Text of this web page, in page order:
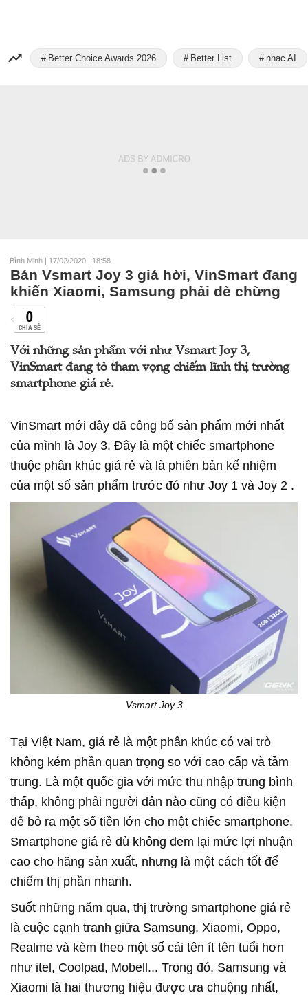
Better Choice Awards 2026 Better List nhạc AI
Bình Minh | 17/02/2020 | 18:58
Bán Vsmart Joy 3 giá hời, VinSmart đang
khiến Xiaomi, Samsung phải dè chừng
0
CHIA SẺ
Với những sản phẩm với như Vsmart Joy 3,
VinSmart đang tỏ tham vọng chiếm lĩnh thị trường
smartphone giá rẻ.
VinSmart mới đây đã công bố sản phẩm mới nhất
của mình là Joy 3. Đây là một chiếc smartphone
thuộc phân khúc giá rẻ và là phiên bản kế nhiệm
của một số sản phẩm trước đó như Joy 1 và Joy 2 .
Vsmart Joy 3
Tại Việt Nam, giá rẻ là một phân khúc có vai trò
không kém phần quan trọng so với cao cấp và tầm
trung. Là một quốc gia với mức thu nhập trung bình
thấp, không phải người dân nào cũng có điều kiện
để bỏ ra một số tiền lớn cho một chiếc smartphone.
Smartphone giá rẻ dù không đem lại mức lợi nhuận
cao cho hãng sản xuất, nhưng là một cách tốt để
chiếm thị phần nhanh.
Suốt những năm qua, thị trường smartphone giá rẻ
là cuộc cạnh tranh giữa Samsung, Xiaomi, Oppo,
Realme và kèm theo một số cái tên ít tên tuổi hơn
như itel, Coolpad, Mobell... Trong đó, Samsung và
Xiaomi là hai thương hiệu được ưa chuộng nhất,